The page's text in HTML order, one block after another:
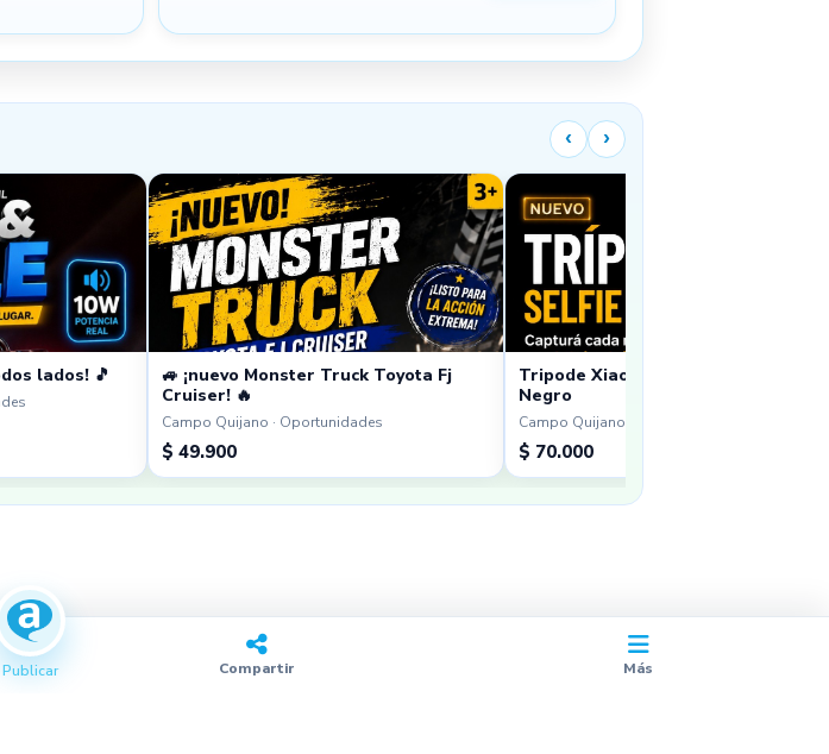
‹ ›
lados! 🎵
🚙 ¡nuevo Monster Truck Toyota Fj
Cruiser! 🔥
Campo Quijano · Oportunidades
$ 49.900
Tripode Xiaomi Sefie Stick Tripod
Negro
Campo Quijano · Oportunidades
$ 70.000
Publicar Compartir Más
en tus
Perfil completo
Localidad informada